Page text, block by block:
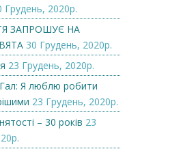
Грудень, 2020р.
ЗАПРОШУЄ НА
30 Грудень, 2020р.
23 Грудень, 2020р.
Я люблю робити
23 Грудень, 2020р.
– 30 років 23